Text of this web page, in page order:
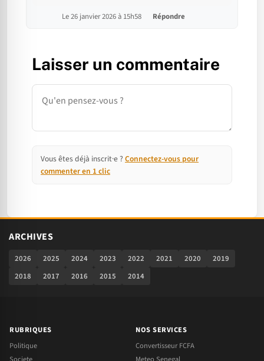
Le 26 janvier 2026 à 15h58 Répondre
Laisser un commentaire
Commentaire
Vous êtes déjà inscrit·e ? Connectez-vous pour
commenter en 1 clic
ARCHIVES
2026 2025 2024 2023 2022 2021 2020
2019
2018
2017 2016 2015 2014
RUBRIQUES
Politique
NOS SERVICES
Convertisseur FCFA